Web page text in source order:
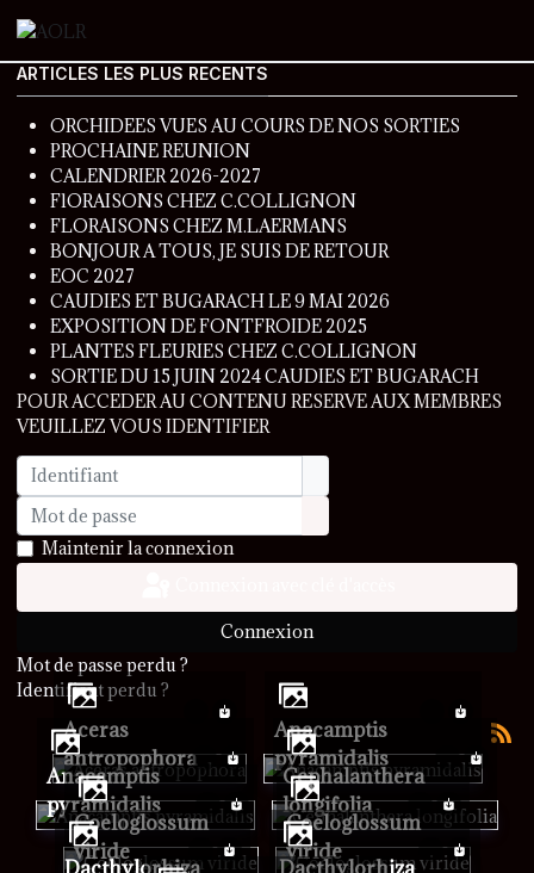
ARTICLES LES PLUS RECENTS
ORCHIDEES VUES AU COURS DE NOS SORTIES
PROCHAINE REUNION
CALENDRIER 2026-2027
FlORAISONS CHEZ C.COLLIGNON
FLORAISONS CHEZ M.LAERMANS
BONJOUR A TOUS, JE SUIS DE RETOUR
EOC 2027
CAUDIES ET BUGARACH LE 9 MAI 2026
EXPOSITION DE FONTFROIDE 2025
PLANTES FLEURIES CHEZ C.COLLIGNON
SORTIE DU 15 JUIN 2024 CAUDIES ET BUGARACH
POUR ACCEDER AU CONTENU RESERVE AUX MEMBRES
VEUILLEZ VOUS IDENTIFIER
Identifiant
Mot de passe
Afficher le mot de passe
Maintenir la connexion
Connexion
Mot de passe perdu ?
Identifiant perdu ?
Aceras
antropophora
Anacamptis
pyramidalis
Anacamptis
pyramidalis
Cephalanthera
longifolia
Coeloglossum
viride
Coeloglossum
viride